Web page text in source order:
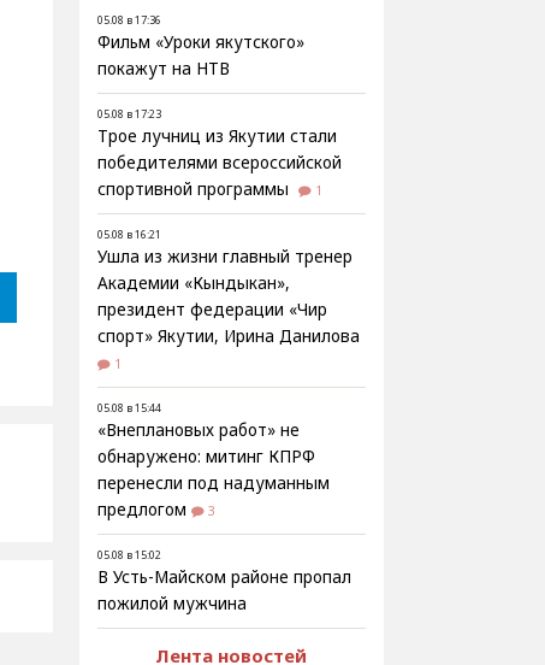
05.08 в 17:36
Фильм «Уроки якутского»
покажут на НТВ
05.08 в 17:23
Трое лучниц из Якутии стали
победителями всероссийской
спортивной программы
1
05.08 в 16:21
Ушла из жизни главный тренер
Академии «Кындыкан»,
президент федерации «Чир
спорт» Якутии, Ирина Данилова
1
05.08 в 15:44
«Внеплановых работ» не
обнаружено: митинг КПРФ
перенесли под надуманным
предлогом
3
05.08 в 15:02
В Усть-Майском районе пропал
пожилой мужчина
Лента новостей